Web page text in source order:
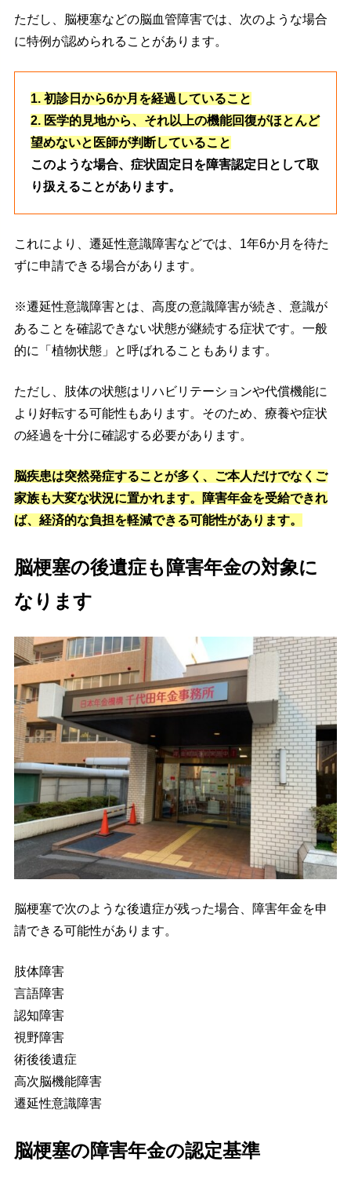
ただし、脳梗塞などの脳血管障害では、次のような場合
に特例が認められることがあります。
1. 初診日から6か月を経過していること
2. 医学的見地から、それ以上の機能回復がほとんど
望めないと医師が判断していること
このような場合、症状固定日を障害認定日として取
り扱えることがあります。
これにより、遷延性意識障害などでは、1年6か月を待た
ずに申請できる場合があります。
※遷延性意識障害とは、高度の意識障害が続き、意識が
あることを確認できない状態が継続する症状です。一般
的に「植物状態」と呼ばれることもあります。
ただし、肢体の状態はリハビリテーションや代償機能に
より好転する可能性もあります。そのため、療養や症状
の経過を十分に確認する必要があります。
脳疾患は突然発症することが多く、ご本人だけでなくご
家族も大変な状況に置かれます。障害年金を受給できれ
ば、経済的な負担を軽減できる可能性があります。
脳梗塞の後遺症も障害年金の対象に
なります
脳梗塞で次のような後遺症が残った場合、障害年金を申
請できる可能性があります。
肢体障害
言語障害
認知障害
視野障害
術後後遺症
高次脳機能障害
遷延性意識障害
脳梗塞の障害年金の認定基準